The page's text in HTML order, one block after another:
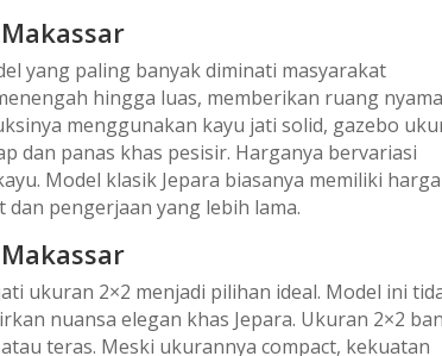
yang paling banyak diminati masyarakat
hingga luas, memberikan ruang
menggunakan kayu jati solid, gazebo
dan panas khas pesisir. Harganya bervariasi
Model klasik Jepara biasanya memiliki harga
pengerjaan yang lebih lama.
ukuran 2×2 menjadi pilihan ideal. Model ini
nuansa elegan khas Jepara. Ukuran 2×2
teras. Meski ukurannya compact, kekuatan